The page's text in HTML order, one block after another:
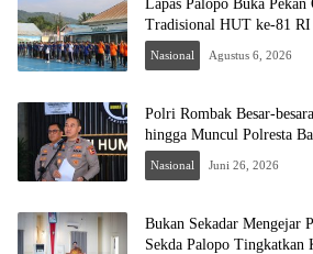
Lapas Palopo Buka
Tradisional HUT ke-81 RI
Nasional Agustus 6, 2026
Polri Rombak Besar-
hingga Muncul Polresta
Nasional Juni 26, 2026
Bukan Sekadar Mengejar
Sekda Palopo Tingkatkan